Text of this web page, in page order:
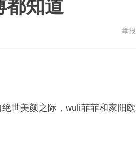
都知道
举报
世美颜之际，wuli菲菲和家阳欧